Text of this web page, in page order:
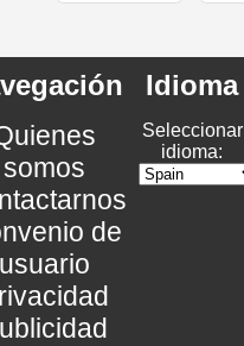
somos
de
Idioma
Seleccionar
idioma: